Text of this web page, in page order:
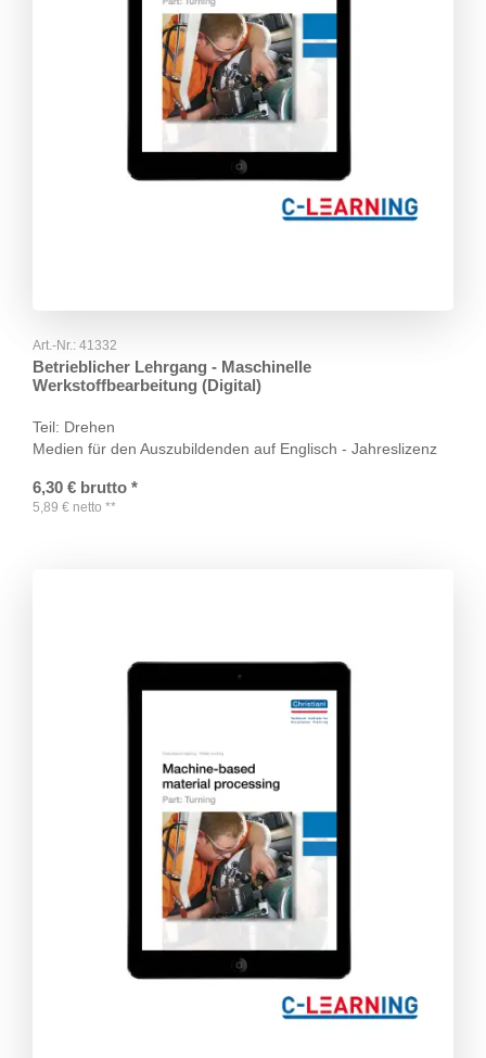
Art.-Nr.: 41332
Betrieblicher Lehrgang - Maschinelle
Werkstoffbearbeitung (Digital)
Teil: Drehen
Medien für den Auszubildenden auf Englisch - Jahreslizenz
6,30 € brutto *
5,89 € netto **